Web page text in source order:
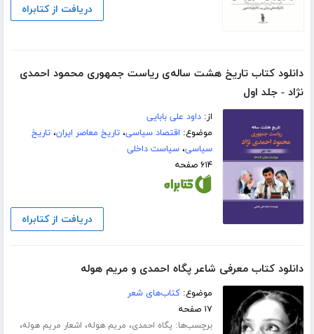
دریافت از کتابراه
دانلود کتاب تاریخ هشت ساله‌ی ریاست جمهوری محمود احمدی
نژاد - جلد اول
از:داود علی بابایی
موضوع: اقتصاد سیاسی،تاریخ معاصر ایران،تاریخ
سیاسی،سیاست داخلی
۶۱۴ صفحه
دریافت از کتابراه
دانلود کتاب معرفی شاعر پگاه احمدی و مریم هوله
موضوع:کتاب‌های شعر
۱۷ صفحه
برچسب‌ها: پگاه احمدی، مریم هوله، اشعار مریم هوله،